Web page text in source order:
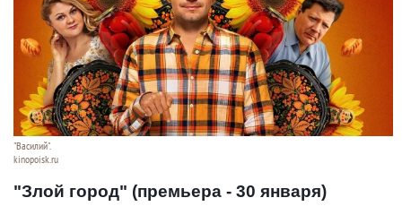
"Василий".
kinopoisk.ru
"Злой город" (премьера - 30 января)